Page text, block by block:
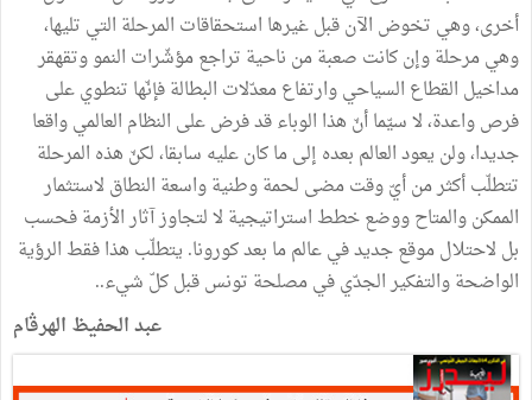
أخرى، وهي تخوض الآن قبل غيرها استحقاقات المرحلة التي تليها،
وهي مرحلة وإن كانت صعبة من ناحية تراجع مؤشّرات النمو وتقهقر
مداخيل القطاع السياحي وارتفاع معدّلات البطالة فإنّها تنطوي على
فرص واعدة، لا سيّما أنّ هذا الوباء قد فرض على النظام العالمي واقعا
جديدا، ولن يعود العالم بعده إلى ما كان عليه سابقا، لكنّ هذه المرحلة
تتطلّب أكثر من أيّ وقت مضى لحمة وطنية واسعة النطاق لاستثمار
الممكن والمتاح ووضع خطط استراتيجية لا لتجاوز آثار الأزمة فحسب
بل لاحتلال موقع جديد في عالم ما بعد كورونا. يتطلّب هذا فقط الرؤية
الواضحة والتفكير الجدّي في مصلحة تونس قبل كلّ شيء..
عبد الحفيظ الهرڤام